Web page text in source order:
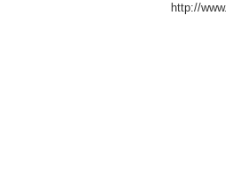
http://